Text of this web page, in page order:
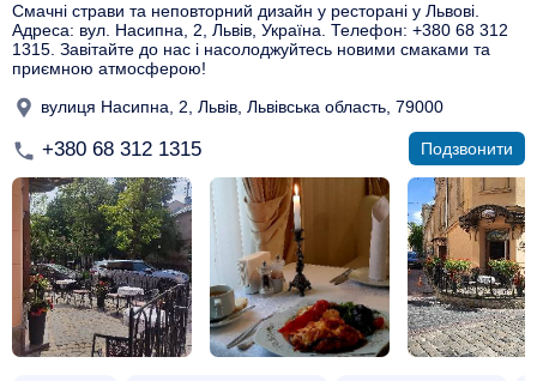
Смачні страви та неповторний дизайн у ресторані у Львові.
Адреса: вул. Насипна, 2, Львів, Україна. Телефон: +380 68 312
1315. Завітайте до нас і насолоджуйтесь новими смаками та
приємною атмосферою!
вулиця Насипна, 2, Львів, Львівська область, 79000
+380 68 312 1315 Подзвонити